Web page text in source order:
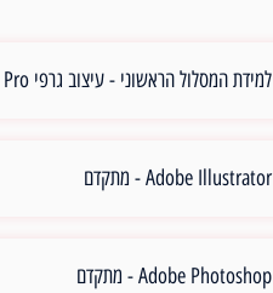
למידת המסלול הראשוני - עיצוב גרפי Pro
Adobe Illustrator - מתקדם
Adobe Photoshop - מתקדם